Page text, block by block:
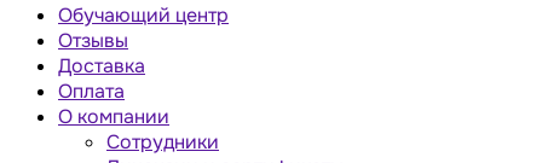
Обучающий центр
Отзывы
Доставка
Оплата
О компании
Сотрудники